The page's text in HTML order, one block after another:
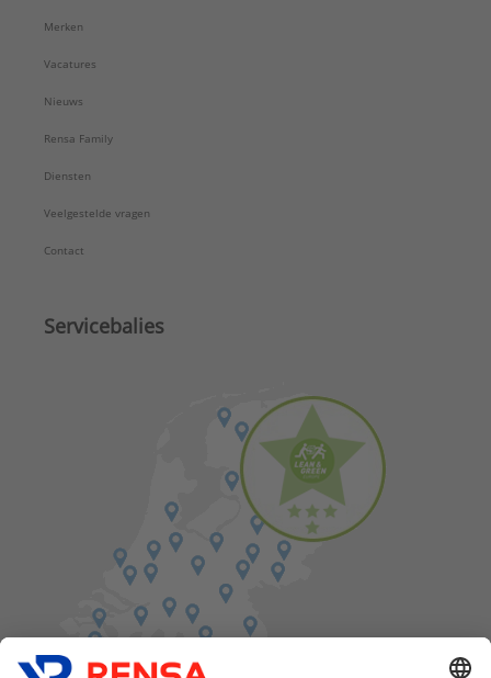
Merken
Vacatures
Nieuws
Rensa Family
Diensten
Veelgestelde vragen
Contact
Servicebalies